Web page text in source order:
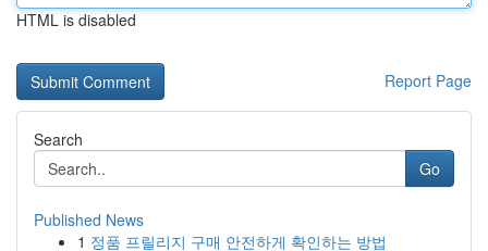
HTML is disabled
Report Page
Search
Go
Published News
1 정품 프릴리지 구매 안전하게 확인하는 방법